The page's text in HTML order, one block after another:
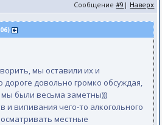
Сообщение#9 | Наверх
мы оставили их и
довольно громко обсуждая,
были весьма заметны)))
и випивания чего-то алкогольного
местные